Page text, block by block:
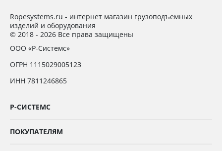
Ropesystems.ru - интернет магазин грузоподъемных
изделий и оборудования
© 2018 - 2026 Все права защищены
ООО «Р-Системс»
ОГРН 1115029005123
ИНН 7811246865
Р-СИСТЕМС
ПОКУПАТЕЛЯМ